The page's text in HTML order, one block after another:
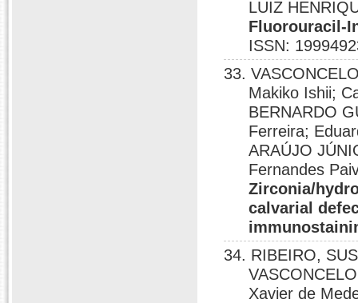
LUIZ
Fluorouracil-
ISSN:
33.
Makiko Ishii;
BERNARDO
Ferreira;
ARAÚJO
Fernandes
Zirconia/
calvarial
34. RIBEIRO,
Xavier de